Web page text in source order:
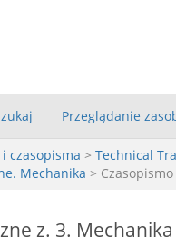
Przeglądanie
i czasopisma > Technical
Mechanika >
z. 3.